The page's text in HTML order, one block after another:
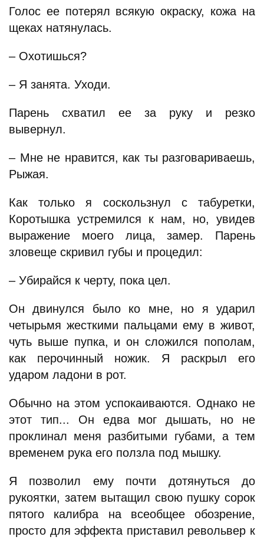
Голос ее потерял всякую окраску, кожа на
щеках натянулась.
– Охотишься?
– Я занята. Уходи.
Парень схватил ее за руку и резко
вывернул.
– Мне не нравится, как ты разговариваешь,
Рыжая.
Как только я соскользнул с табуретки,
Коротышка устремился к нам, но, увидев
выражение моего лица, замер. Парень
зловеще скривил губы и процедил:
– Убирайся к черту, пока цел.
Он двинулся было ко мне, но я ударил
четырьмя жесткими пальцами ему в живот,
чуть выше пупка, и он сложился пополам,
как перочинный ножик. Я раскрыл его
ударом ладони в рот.
Обычно на этом успокаиваются. Однако не
этот тип... Он едва мог дышать, но не
проклинал меня разбитыми губами, а тем
временем рука его ползла под мышку.
Я позволил ему почти дотянуться до
рукоятки, затем вытащил свою пушку сорок
пятого калибра на всеобщее обозрение,
просто для эффекта приставил револьвер к